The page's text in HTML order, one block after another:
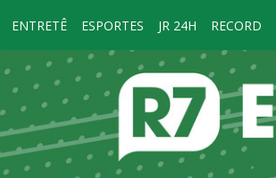
ENTRETÊ ESPORTES JR 24H RECORD